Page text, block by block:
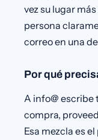
vez su lugar
persona
correo en una
Por qué
A info@
compra,
Esa mezcla es